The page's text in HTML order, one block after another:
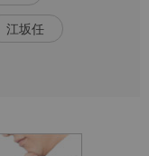
江坂任